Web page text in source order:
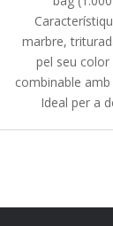
marbre,
pel seu
combinable
Ideal per a